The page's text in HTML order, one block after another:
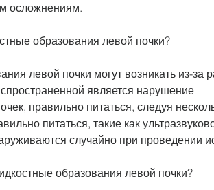
осложнениям.
образования левой почки?
левой почки могут возникать из-за
является нарушение
правильно питаться, следуя
питаться, такие как
случайно при проведении
образования левой почки?